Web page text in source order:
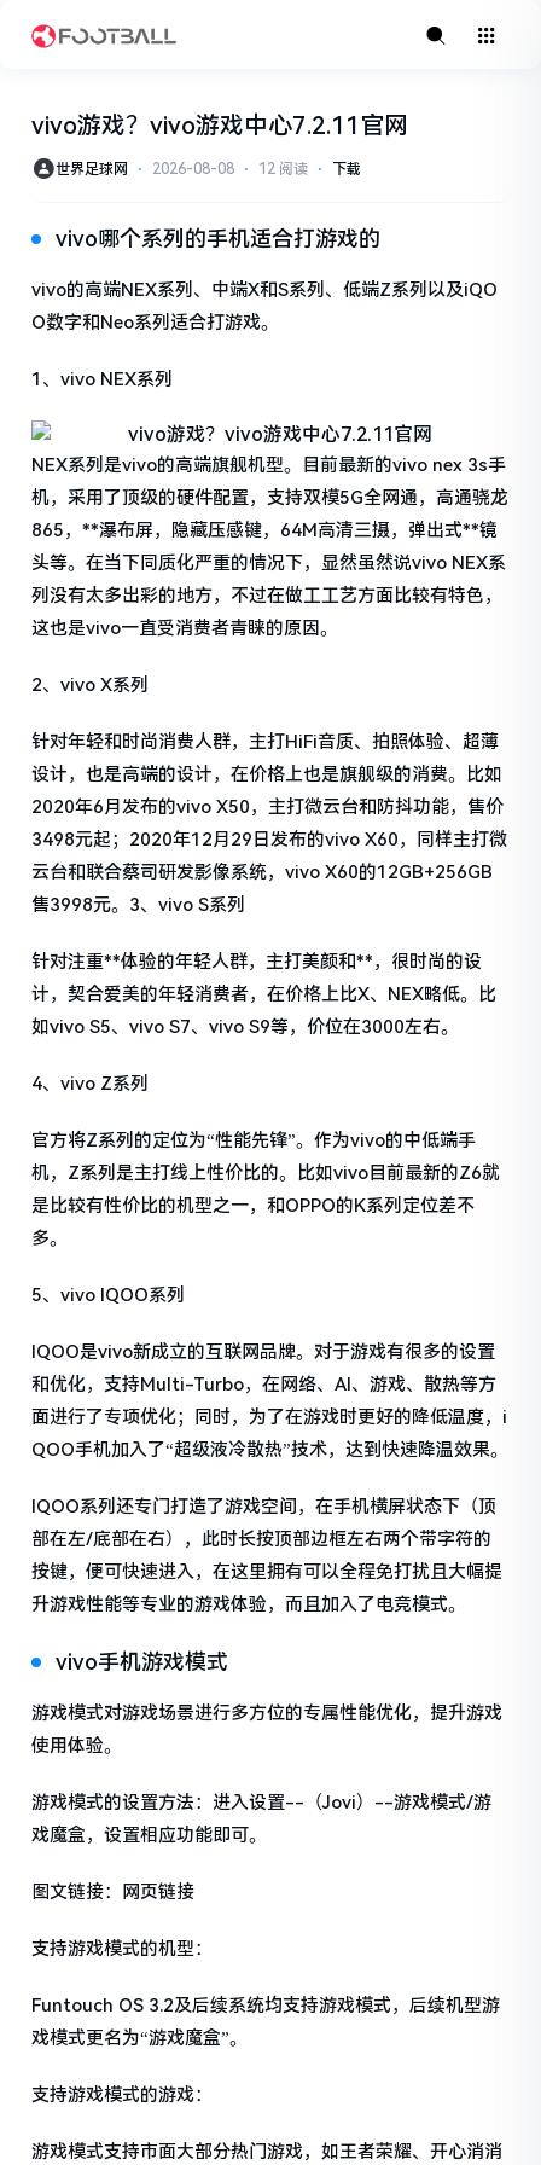
vivo游戏？vivo游戏中心7.2.11官网
世界足球网 ⋅ 2026-08-08 ⋅ 12 阅读 ⋅ 下载
vivo哪个系列的手机适合打游戏的
vivo的高端NEX系列、中端X和S系列、低端Z系列以及iQO
O数字和Neo系列适合打游戏。
1、vivo NEX系列
NEX系列是vivo的高端旗舰机型。目前最新的vivo nex 3s手
机，采用了顶级的硬件配置，支持双模5G全网通，高通骁龙
865，**瀑布屏，隐藏压感键，64M高清三摄，弹出式**镜
头等。在当下同质化严重的情况下，显然虽然说vivo NEX系
列没有太多出彩的地方，不过在做工工艺方面比较有特色，
这也是vivo一直受消费者青睐的原因。
2、vivo X系列
针对年轻和时尚消费人群，主打HiFi音质、拍照体验、超薄
设计，也是高端的设计，在价格上也是旗舰级的消费。比如
2020年6月发布的vivo X50，主打微云台和防抖功能，售价
3498元起；2020年12月29日发布的vivo X60，同样主打微
云台和联合蔡司研发影像系统，vivo X60的12GB+256GB
售3998元。3、vivo S系列
针对注重**体验的年轻人群，主打美颜和**，很时尚的设
计，契合爱美的年轻消费者，在价格上比X、NEX略低。比
如vivo S5、vivo S7、vivo S9等，价位在3000左右。
4、vivo Z系列
官方将Z系列的定位为“性能先锋”。作为vivo的中低端手
机，Z系列是主打线上性价比的。比如vivo目前最新的Z6就
是比较有性价比的机型之一，和OPPO的K系列定位差不
多。
5、vivo IQOO系列
IQOO是vivo新成立的互联网品牌。对于游戏有很多的设置
和优化，支持Multi-Turbo，在网络、AI、游戏、散热等方
面进行了专项优化；同时，为了在游戏时更好的降低温度，i
QOO手机加入了“超级液冷散热”技术，达到快速降温效果。
IQOO系列还专门打造了游戏空间，在手机横屏状态下（顶
部在左/底部在右），此时长按顶部边框左右两个带字符的
按键，便可快速进入，在这里拥有可以全程免打扰且大幅提
升游戏性能等专业的游戏体验，而且加入了电竞模式。
vivo手机游戏模式
游戏模式对游戏场景进行多方位的专属性能优化，提升游戏
使用体验。
游戏模式的设置方法：进入设置--（Jovi）--游戏模式/游
戏魔盒，设置相应功能即可。
图文链接：网页链接
支持游戏模式的机型：
Funtouch OS 3.2及后续系统均支持游戏模式，后续机型游
戏模式更名为“游戏魔盒”。
支持游戏模式的游戏：
游戏模式支持市面大部分热门游戏，如王者荣耀、开心消消